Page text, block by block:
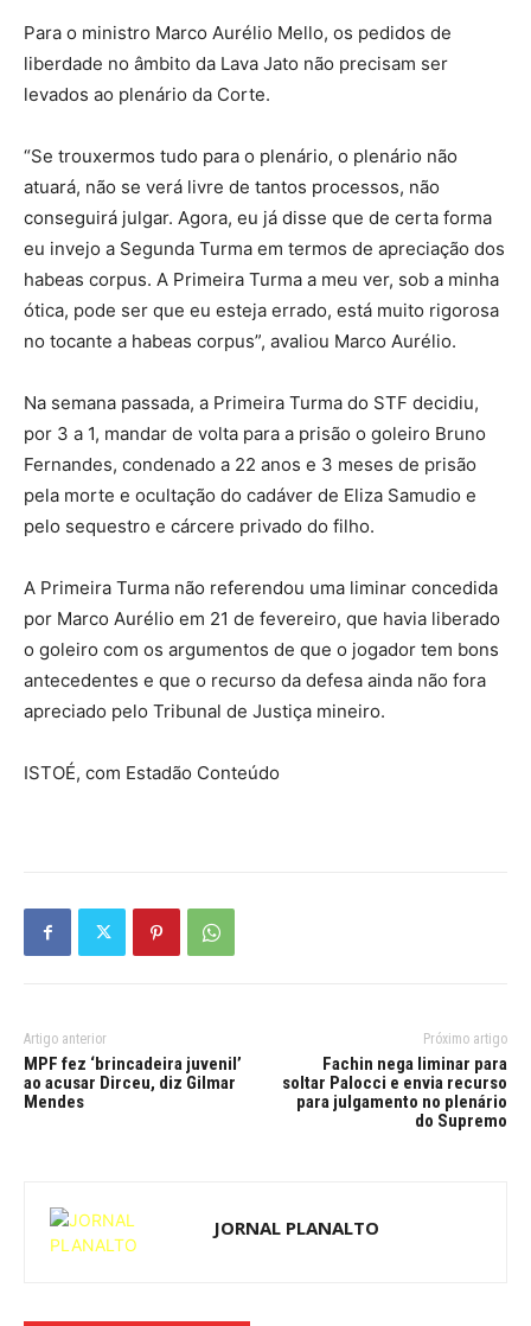
Para o ministro Marco Aurélio Mello, os pedidos de
liberdade no âmbito da Lava Jato não precisam ser
levados ao plenário da Corte.
“Se trouxermos tudo para o plenário, o plenário não
atuará, não se verá livre de tantos processos, não
conseguirá julgar. Agora, eu já disse que de certa forma
eu invejo a Segunda Turma em termos de apreciação dos
habeas corpus. A Primeira Turma a meu ver, sob a minha
ótica, pode ser que eu esteja errado, está muito rigorosa
no tocante a habeas corpus”, avaliou Marco Aurélio.
Na semana passada, a Primeira Turma do STF decidiu,
por 3 a 1, mandar de volta para a prisão o goleiro Bruno
Fernandes, condenado a 22 anos e 3 meses de prisão
pela morte e ocultação do cadáver de Eliza Samudio e
pelo sequestro e cárcere privado do filho.
A Primeira Turma não referendou uma liminar concedida
por Marco Aurélio em 21 de fevereiro, que havia liberado
o goleiro com os argumentos de que o jogador tem bons
antecedentes e que o recurso da defesa ainda não fora
apreciado pelo Tribunal de Justiça mineiro.
ISTOÉ, com Estadão Conteúdo
Artigo anterior
MPF fez ‘brincadeira juvenil’
ao acusar Dirceu, diz Gilmar
Mendes
Próximo artigo
Fachin nega liminar para
soltar Palocci e envia recurso
para julgamento no plenário
do Supremo
JORNAL PLANALTO